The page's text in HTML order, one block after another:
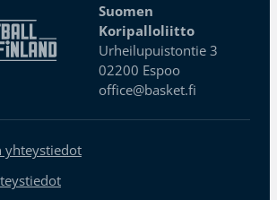
Suomen
Koripalloliitto
Urheilupuistontie 3
02200 Espoo
office@basket.fi
yhteystiedot